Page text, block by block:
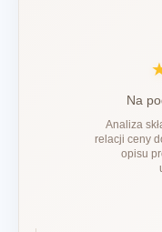
Na
Analiza
relacji ceny
opisu